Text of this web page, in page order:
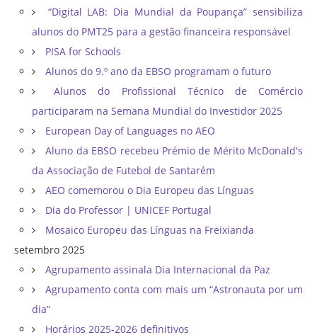
“Digital LAB: Dia Mundial da Poupança” sensibiliza
alunos do PMT25 para a gestão financeira responsável
PISA for Schools
Alunos do 9.º ano da EBSO programam o futuro
Alunos do Profissional Técnico de Comércio
participaram na Semana Mundial do Investidor 2025
European Day of Languages no AEO
Aluno da EBSO recebeu Prémio de Mérito McDonald's
da Associação de Futebol de Santarém
AEO comemorou o Dia Europeu das Línguas
Dia do Professor | UNICEF Portugal
Mosaico Europeu das Línguas na Freixianda
setembro 2025
Agrupamento assinala Dia Internacional da Paz
Agrupamento conta com mais um “Astronauta por um
dia”
Horários 2025-2026 definitivos